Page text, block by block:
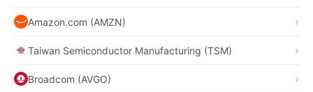
Amazon.com (AMZN)
Taiwan Semiconductor Manufacturing (TSM)
Broadcom (AVGO)